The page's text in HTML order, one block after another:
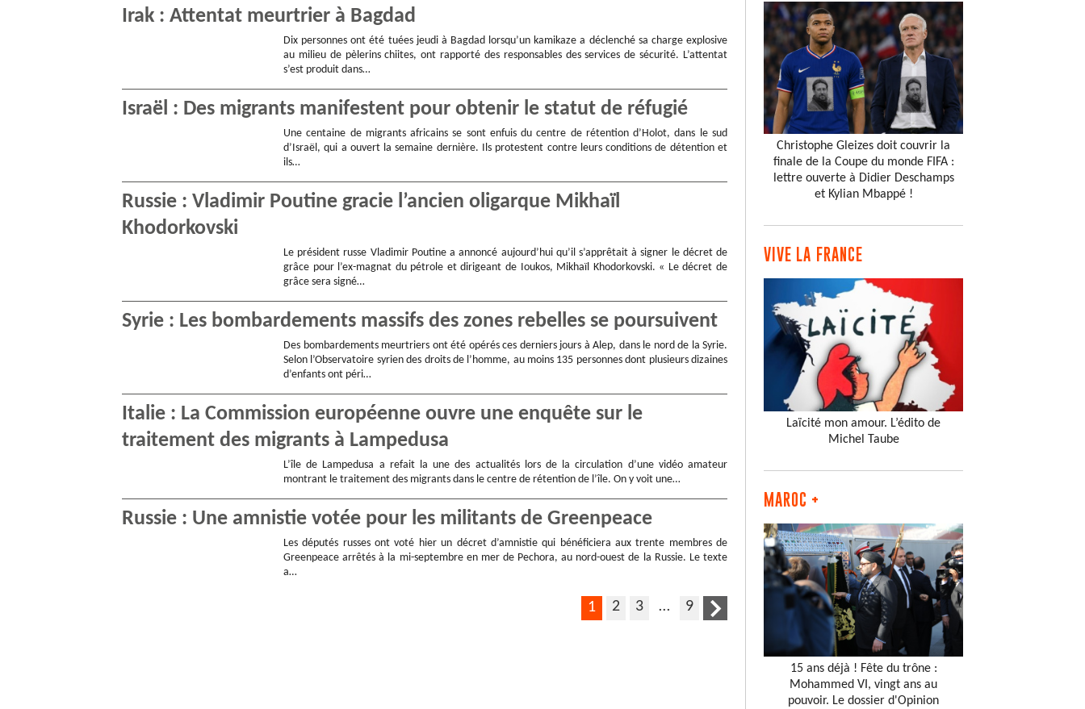
Irak : Attentat meurtrier à Bagdad
Dix personnes ont été tuées jeudi à Bagdad lorsqu’un kamikaze a déclenché sa charge explosive
au milieu de pèlerins chiites, ont rapporté des responsables des services de sécurité. L’attentat
s’est produit dans…
Israël : Des migrants manifestent pour obtenir le statut de réfugié
Une centaine de migrants africains se sont enfuis du centre de rétention d’Holot, dans le sud
d’Israël, qui a ouvert la semaine dernière. Ils protestent contre leurs conditions de détention et
ils…
Russie : Vladimir Poutine gracie l’ancien oligarque Mikhaïl
Khodorkovski
Le président russe Vladimir Poutine a annoncé aujourd’hui qu’il s’apprêtait à signer le décret de
grâce pour l’ex-magnat du pétrole et dirigeant de Ioukos, Mikhaïl Khodorkovski. « Le décret de
grâce sera signé…
Syrie : Les bombardements massifs des zones rebelles se poursuivent
Des bombardements meurtriers ont été opérés ces derniers jours à Alep, dans le nord de la Syrie.
Selon l’Observatoire syrien des droits de l’homme, au moins 135 personnes dont plusieurs dizaines
d’enfants ont péri…
Italie : La Commission européenne ouvre une enquête sur le
traitement des migrants à Lampedusa
L’île de Lampedusa a refait la une des actualités lors de la circulation d’une vidéo amateur
montrant le traitement des migrants dans le centre de rétention de l’île. On y voit une…
Russie : Une amnistie votée pour les militants de Greenpeace
Les députés russes ont voté hier un décret d’amnistie qui bénéficiera aux trente membres de
Greenpeace arrêtés à la mi-septembre en mer de Pechora, au nord-ouest de la Russie. Le texte
a…
1 2 3 … 9
Christophe Gleizes doit couvrir la
finale de la Coupe du monde FIFA :
lettre ouverte à Didier Deschamps
et Kylian Mbappé !
VIVE LA FRANCE
Laïcité mon amour. L’édito de
Michel Taube
MAROC +
15 ans déjà ! Fête du trône :
Mohammed VI, vingt ans au
pouvoir. Le dossier d'Opinion